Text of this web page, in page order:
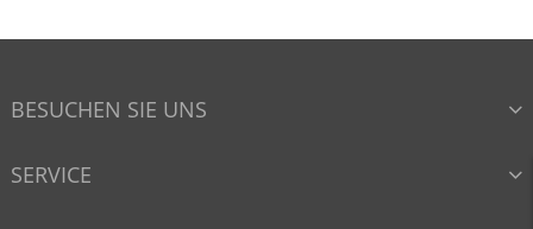
BESUCHEN SIE UNS
SERVICE